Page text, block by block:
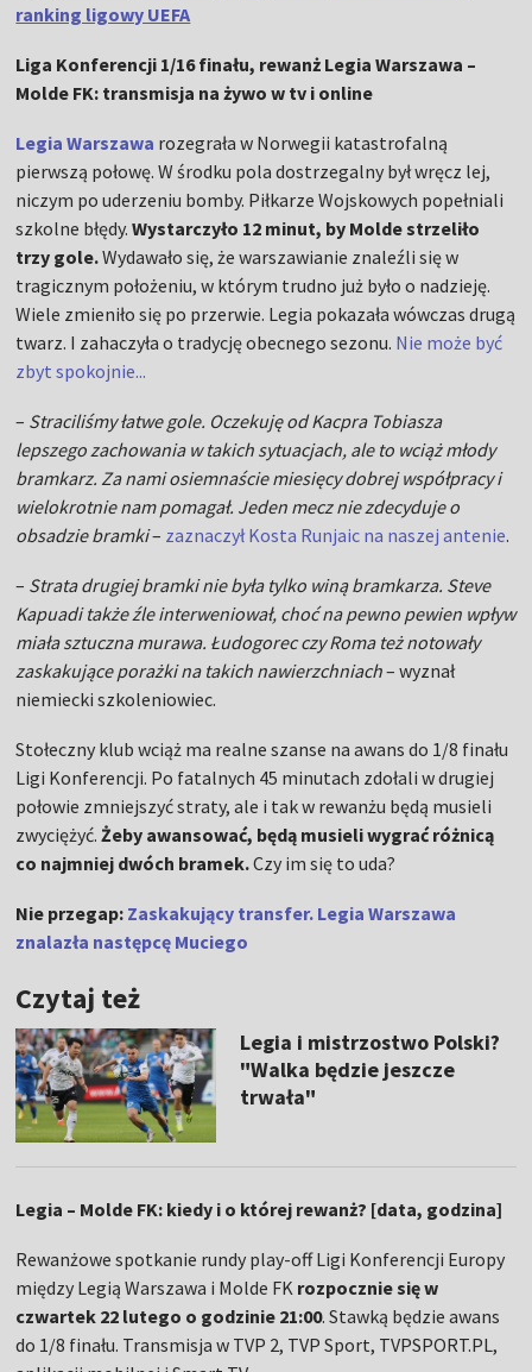
ranking ligowy UEFA
Liga Konferencji 1/16 finału, rewanż Legia Warszawa –
Molde FK: transmisja na żywo w tv i online
Legia Warszawa rozegrała w Norwegii katastrofalną
pierwszą połowę. W środku pola dostrzegalny był wręcz lej,
niczym po uderzeniu bomby. Piłkarze Wojskowych popełniali
szkolne błędy.Wystarczyło 12 minut, by Molde strzeliło
trzy gole.Wydawało się, że warszawianie znaleźli się w
tragicznym położeniu, w którym trudno już było o nadzieję.
Wiele zmieniło się po przerwie. Legia pokazała wówczas drugą
twarz. I zahaczyła o tradycję obecnego sezonu. Nie może być
zbyt spokojnie...
– Straciliśmy łatwe gole. Oczekuję od Kacpra Tobiasza
lepszego zachowania w takich sytuacjach, ale to wciąż młody
bramkarz. Za nami osiemnaście miesięcy dobrej współpracy i
wielokrotnie nam pomagał. Jeden mecz nie zdecyduje o
obsadzie bramki– zaznaczył Kosta Runjaic na naszej antenie.
– Strata drugiej bramki nie była tylko winą bramkarza. Steve
Kapuadi także źle interweniował, choć na pewno pewien wpływ
miała sztuczna murawa. Łudogorec czy Roma też notowały
zaskakujące porażki na takich nawierzchniach– wyznał
niemiecki szkoleniowiec.
Stołeczny klub wciąż ma realne szanse na awans do 1/8 finału
Ligi Konferencji. Po fatalnych 45 minutach zdołali w drugiej
połowie zmniejszyć straty, ale i tak w rewanżu będą musieli
zwyciężyć.Żeby awansować, będą musieli wygrać różnicą
co najmniej dwóch bramek.Czy im się to uda?
Nie przegap: Zaskakujący transfer. Legia Warszawa
znalazła następcę Muciego
Czytaj też
Legia i mistrzostwo Polski?
"Walka będzie jeszcze
trwała"
Legia – Molde FK: kiedy i o której rewanż? [data, godzina]
Rewanżowe spotkanie rundy play-off Ligi Konferencji Europy
między Legią Warszawa i Molde FK rozpocznie się w
czwartek 22 lutego o godzinie 21:00. Stawką będzie awans
do 1/8 finału. Transmisja w TVP 2, TVP Sport, TVPSPORT.PL,